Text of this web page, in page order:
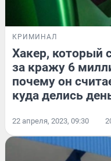
КРИМИНАЛ
Хакер, который
за кражу 6
почему он
куда делись
22 апреля, 2023, 09:30